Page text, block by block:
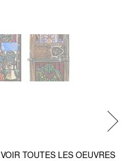
Next
VOIR TOUTES LES OEUVRES